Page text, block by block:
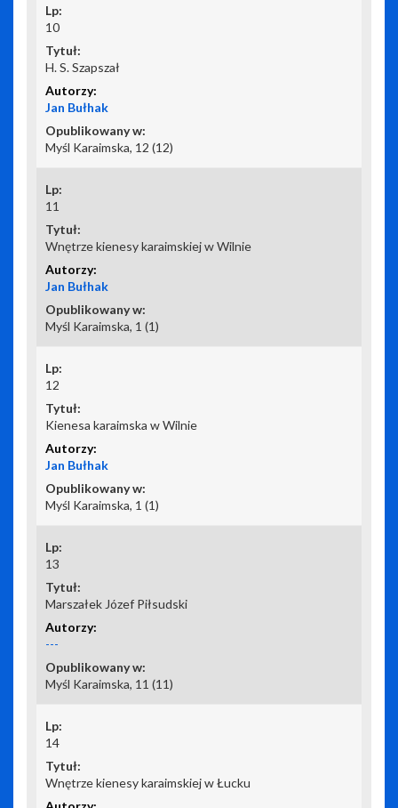
10
H. S. Szapszał
Jan Bułhak
Myśl Karaimska, 12 (12)
11
Wnętrze kienesy karaimskiej w Wilnie
Jan Bułhak
Myśl Karaimska, 1 (1)
12
Kienesa karaimska w Wilnie
Jan Bułhak
Myśl Karaimska, 1 (1)
13
Marszałek Józef Piłsudski
---
Myśl Karaimska, 11 (11)
14
Wnętrze kienesy karaimskiej w Łucku